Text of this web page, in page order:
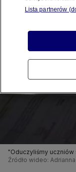
"Oduczyliśmy
Źródło wideo:
Lista partnerów